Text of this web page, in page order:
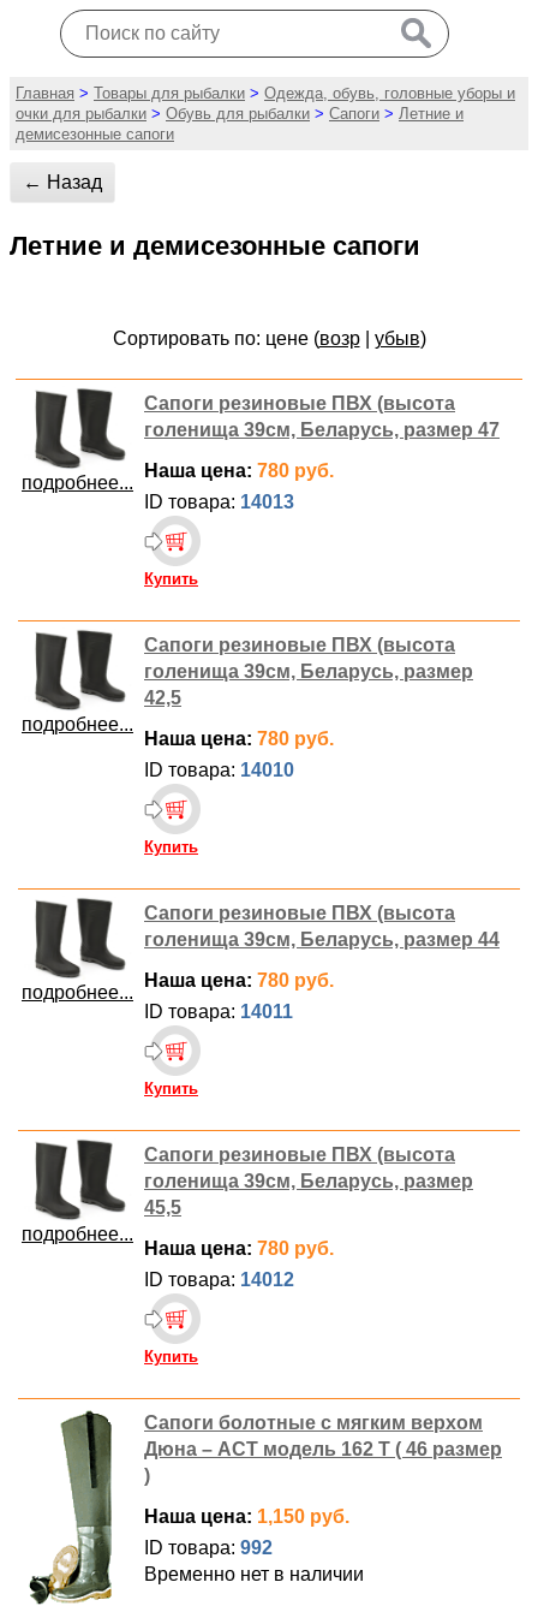
Главная > Товары для рыбалки > Одежда, обувь, головные уборы и
очки для рыбалки > Обувь для рыбалки > Сапоги > Летние и
демисезонные сапоги
← Назад
Летние и демисезонные сапоги
Сортировать по: цене (возр| убыв)
подробнее...
Сапоги резиновые ПВХ (высота
голенища 39см, Беларусь, размер 47
Наша цена: 780 руб.
ID товара: 14013
Купить
подробнее...
Сапоги резиновые ПВХ (высота
голенища 39см, Беларусь, размер
42,5
Наша цена: 780 руб.
ID товара: 14010
Купить
подробнее...
Сапоги резиновые ПВХ (высота
голенища 39см, Беларусь, размер 44
Наша цена: 780 руб.
ID товара: 14011
Купить
подробнее...
Сапоги резиновые ПВХ (высота
голенища 39см, Беларусь, размер
45,5
Наша цена: 780 руб.
ID товара: 14012
Купить
Сапоги болотные с мягким верхом
Дюна – АСТ модель 162 Т ( 46 размер
)
Наша цена: 1,150 руб.
ID товара: 992
Временно нет в наличии